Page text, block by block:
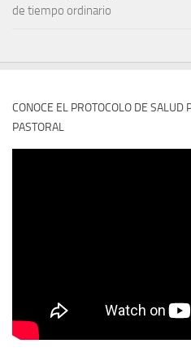
de tiempo ordinario
CONOCE EL PROTOCOLO DE
PASTORAL